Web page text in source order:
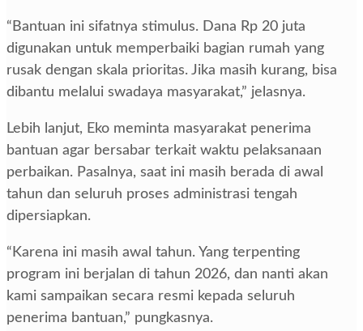
“Bantuan ini sifatnya stimulus. Dana Rp 20 juta
digunakan untuk memperbaiki bagian rumah yang
rusak dengan skala prioritas. Jika masih kurang, bisa
dibantu melalui swadaya masyarakat,” jelasnya.
Lebih lanjut, Eko meminta masyarakat penerima
bantuan agar bersabar terkait waktu pelaksanaan
perbaikan. Pasalnya, saat ini masih berada di awal
tahun dan seluruh proses administrasi tengah
dipersiapkan.
“Karena ini masih awal tahun. Yang terpenting
program ini berjalan di tahun 2026, dan nanti akan
kami sampaikan secara resmi kepada seluruh
penerima bantuan,” pungkasnya.